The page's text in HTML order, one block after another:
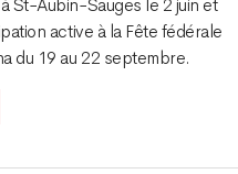
St-Aubin-Sauges le 2 juin et
active à la Fête fédérale
du 19 au 22 septembre.